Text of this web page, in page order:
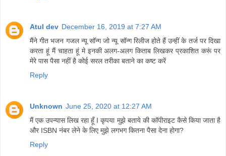
Atul dev December 16, 2019 at 7:27 AM
मैंने गीत भजन गजल न्यू सॉन्ग जो न्यू सॉन्ग रिलीज होते हैं उन्हीं के तर्ज पर दिखा
करता हूं मैं चाहता हूं मे इनकी अलग-अलग किताब लिखकर प्रकाशित करूं पर
मेरे पास पैसा नहीं है कोई सरल तरीका बताने का कष्ट करें
Reply
Unknown June 25, 2020 at 12:27 AM
मैं एक उपन्यास लिख रहा हूँ I कृपया मुझे बताये की कॉपीराइट कैसे किया जाता है
और ISBN नंबर लेने के लिए मुझे लगभग कितना पैसा देना होगा?
Reply